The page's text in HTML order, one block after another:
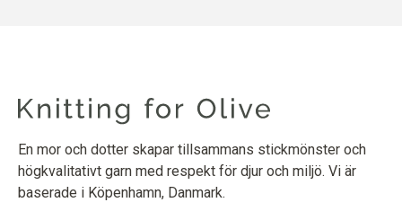
En mor och dotter skapar tillsammans stickmönster och
högkvalitativt garn med respekt för djur och miljö. Vi är
baserade i Köpenhamn, Danmark.